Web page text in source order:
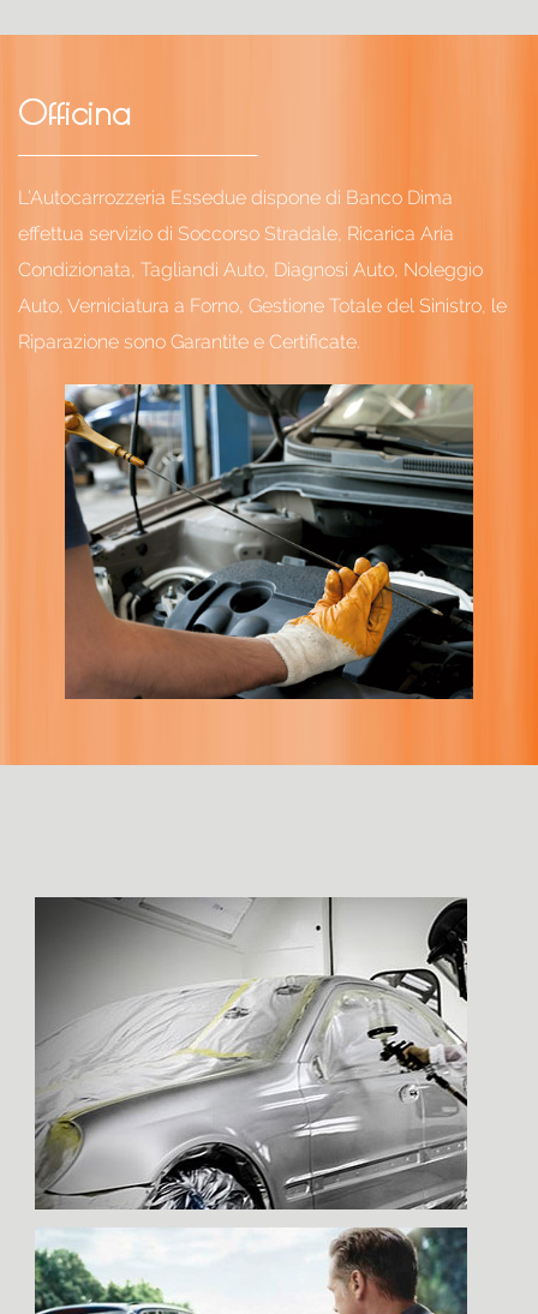
Officina
L’Autocarrozzeria Essedue dispone di Banco Dima
effettua servizio di Soccorso Stradale, Ricarica Aria
Condizionata, Tagliandi Auto, Diagnosi Auto, Noleggio
Auto, Verniciatura a Forno, Gestione Totale del Sinistro, le
Riparazione sono Garantite e Certificate.
Officina